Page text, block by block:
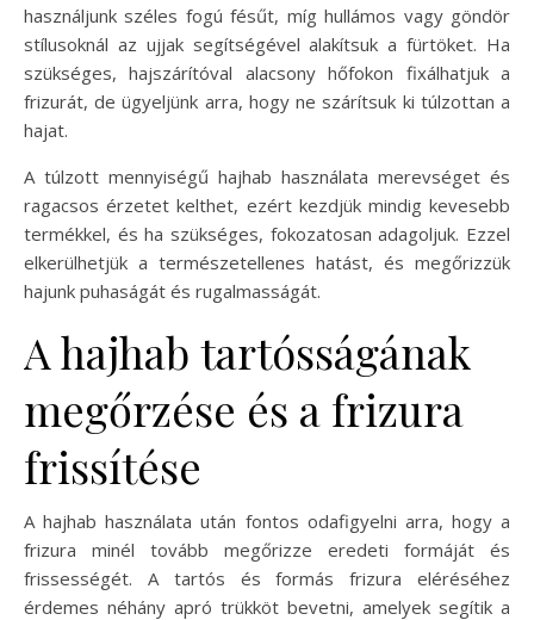
használjunk széles fogú fésűt, míg hullámos vagy göndör
stílusoknál az ujjak segítségével alakítsuk a fürtöket. Ha
szükséges, hajszárítóval alacsony hőfokon fixálhatjuk a
frizurát, de ügyeljünk arra, hogy ne szárítsuk ki túlzottan a
hajat.
A túlzott mennyiségű hajhab használata merevséget és
ragacsos érzetet kelthet, ezért kezdjük mindig kevesebb
termékkel, és ha szükséges, fokozatosan adagoljuk. Ezzel
elkerülhetjük a természetellenes hatást, és megőrizzük
hajunk puhaságát és rugalmasságát.
A hajhab tartósságának
megőrzése és a frizura
frissítése
A hajhab használata után fontos odafigyelni arra, hogy a
frizura minél tovább megőrizze eredeti formáját és
frissességét. A tartós és formás frizura eléréséhez
érdemes néhány apró trükköt bevetni, amelyek segítik a